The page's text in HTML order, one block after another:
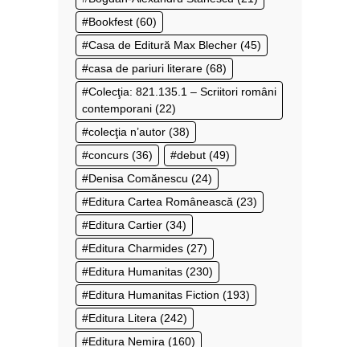
Bookfest (60)
Casa de Editură Max Blecher (45)
casa de pariuri literare (68)
Colecţia: 821.135.1 – Scriitori români
contemporani (22)
colecţia n’autor (38)
concurs (36) debut (49)
Denisa Comănescu (24)
Editura Cartea Românească (23)
Editura Cartier (34)
Editura Charmides (27)
Editura Humanitas (230)
Editura Humanitas Fiction (193)
Editura Litera (242)
Editura Nemira (160)